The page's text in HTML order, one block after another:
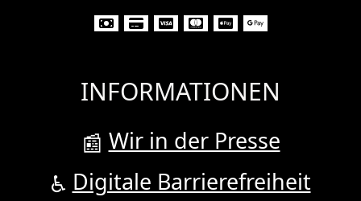
INFORMATIONEN
📰 Wir in der Presse
♿ Digitale Barrierefreiheit